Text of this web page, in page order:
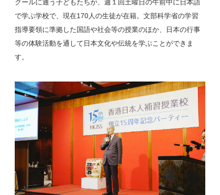
クールに通う子どもたちが、週１回土曜日の午前中に日本語
で学ぶ学校で、現在170人の生徒が在籍。文部科学省の学習
指導要領に準拠した国語や社会等の授業のほか、日本の行事
等の体験活動を通して日本文化や伝統を学ぶことができま
す。